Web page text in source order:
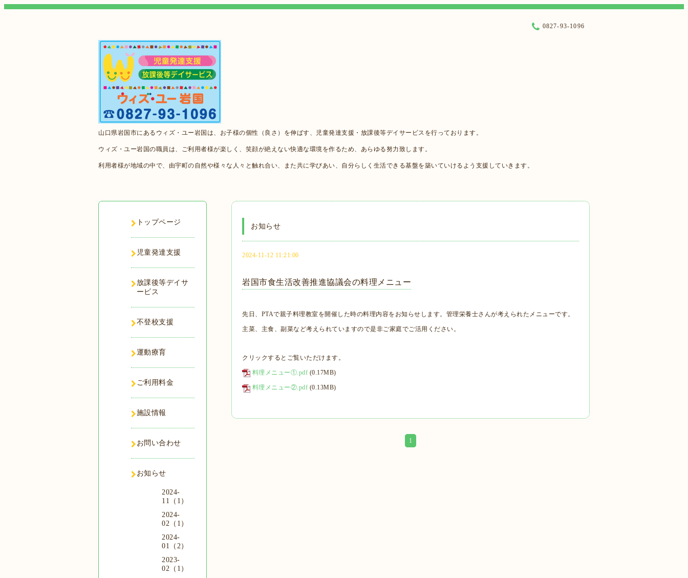
山口県岩国市にあるウィズ・ユー岩国は、お子様の個性（良さ）を伸ばす、児童発達支援・放課後等デイサービスを行っております。
ウィズ・ユー岩国の職員は、ご利用者様が楽しく、笑顔が絶えない快適な環境を作るため、あらゆる努力致します。
利用者様が地域の中で、由宇町の自然や様々な人々と触れ合い、また共に学びあい、自分らしく生活できる基盤を築いていけるよう支援していきます。
0827-93-1096
お知らせ
2024-11-12 11:21:00
岩国市食生活改善推進協議会の料理メニュー
先日、PTAで親子料理教室を開催した時の料理内容をお知らせします。管理栄養士さんが考えられたメニューです。
主菜、主食、副菜など考えられていますので是非ご家庭でご活用ください。
クリックするとご覧いただけます。
料理メニュー①.pdf (0.17MB)
料理メニュー②.pdf (0.13MB)
1
トップページ
児童発達支援
放課後等デイサ
ービス
不登校支援
運動療育
ご利用料金
施設情報
お問い合わせ
お知らせ
2024-
11（1）
2024-
02（1）
2024-
01（2）
2023-
02（1）